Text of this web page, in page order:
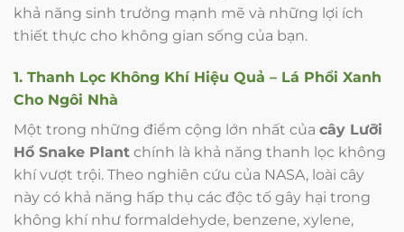
khả năng sinh trưởng mạnh mẽ và những lợi ích
thiết thực cho không gian sống của bạn.
1. Thanh Lọc Không Khí Hiệu Quả – Lá Phổi Xanh
Cho Ngôi Nhà
Một trong những điểm cộng lớn nhất của cây Lưỡi
Hổ Snake Plant chính là khả năng thanh lọc không
khí vượt trội. Theo nghiên cứu của NASA, loài cây
này có khả năng hấp thụ các độc tố gây hại trong
không khí như formaldehyde, benzene, xylene,